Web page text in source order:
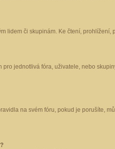
lidem či skupinám. Ke čtení,
jednotlivá fóra, uživatele, nebo
na svém fóru, pokud je porušíte,